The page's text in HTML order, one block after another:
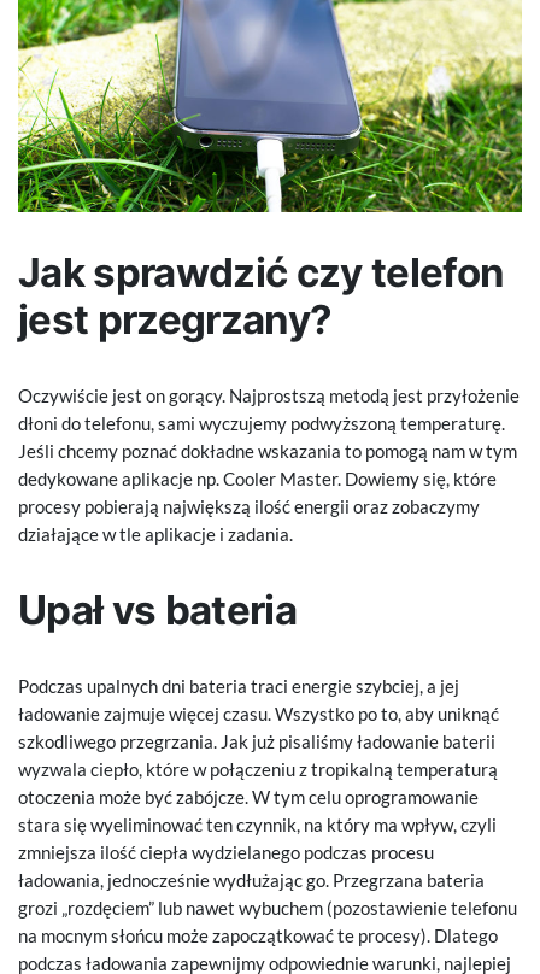
Jak sprawdzić czy telefon
jest przegrzany?
Oczywiście jest on gorący. Najprostszą metodą jest przyłożenie
dłoni do telefonu, sami wyczujemy podwyższoną temperaturę.
Jeśli chcemy poznać dokładne wskazania to pomogą nam w tym
dedykowane aplikacje np. Cooler Master. Dowiemy się, które
procesy pobierają największą ilość energii oraz zobaczymy
działające w tle aplikacje i zadania.
Upał vs bateria
Podczas upalnych dni bateria traci energie szybciej, a jej
ładowanie zajmuje więcej czasu. Wszystko po to, aby uniknąć
szkodliwego przegrzania. Jak już pisaliśmy ładowanie baterii
wyzwala ciepło, które w połączeniu z tropikalną temperaturą
otoczenia może być zabójcze. W tym celu oprogramowanie
stara się wyeliminować ten czynnik, na który ma wpływ, czyli
zmniejsza ilość ciepła wydzielanego podczas procesu
ładowania, jednocześnie wydłużając go. Przegrzana bateria
grozi „rozdęciem” lub nawet wybuchem (pozostawienie telefonu
na mocnym słońcu może zapoczątkować te procesy). Dlatego
podczas ładowania zapewnijmy odpowiednie warunki, najlepiej